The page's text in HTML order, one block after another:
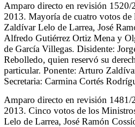
Amparo directo en revisión
2013. Mayoría de cuatro votos
Zaldívar Lelo de Larrea, José
Alfredo Gutiérrez Ortiz Mena y
de García Villegas. Disidente:
Rebolledo, quien reservó su
particular. Ponente: Arturo
Secretaria: Carmina Cortés
Amparo directo en revisión
2013. Cinco votos de los
Lelo de Larrea, José Ramón